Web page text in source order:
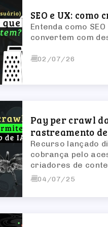
SEO e UX:
Entenda como
convertem com
02/07/26
Pay per crawl
rastreamento
Recurso lançado
cobrança pelo
criadores de
04/07/25